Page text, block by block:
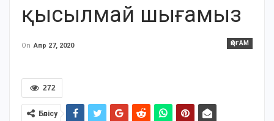
қысылмай шығамыз
ҚОҒАМ
On Апр 27, 2020
272
Бөлісу